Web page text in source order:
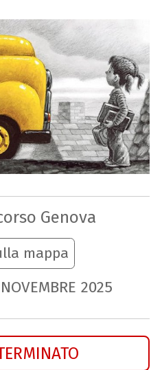
Genova
mappa
NOVEMBRE 2025